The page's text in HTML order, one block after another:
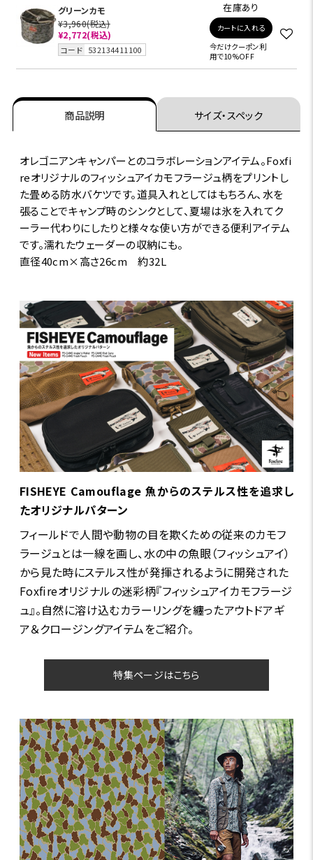
グリーンカモ
¥3,960(税込)
¥2,772(税込)
コード 532134411100
在庫あり
カートに入れる
今だけクーポン利
用で10%OFF
商品説明 サイズ・スペック
オレゴニアンキャンパーとのコラボレーションアイテム。Foxfi
reオリジナルのフィッシュアイカモフラージュ柄をプリントし
た畳める防水バケツです。道具入れとしてはもちろん、水を
張ることでキャンプ時のシンクとして、夏場は氷を入れてク
ーラー代わりにしたりと様々な使い方ができる便利アイテム
です。濡れたウェーダーの収納にも。
直径40cm×高さ26cm 約32L
FISHEYE Camouflage 魚からのステルス性を追求し
たオリジナルパターン
フィールドで人間や動物の目を欺くための従来のカモフ
ラージュとは一線を画し、水の中の魚眼（フィッシュアイ）
から見た時にステルス性が発揮されるように開発された
Foxfireオリジナルの迷彩柄『フィッシュアイカモフラージ
ュ』。自然に溶け込むカラーリングを纏ったアウトドアギ
ア＆クロージングアイテムをご紹介。
特集ページはこちら